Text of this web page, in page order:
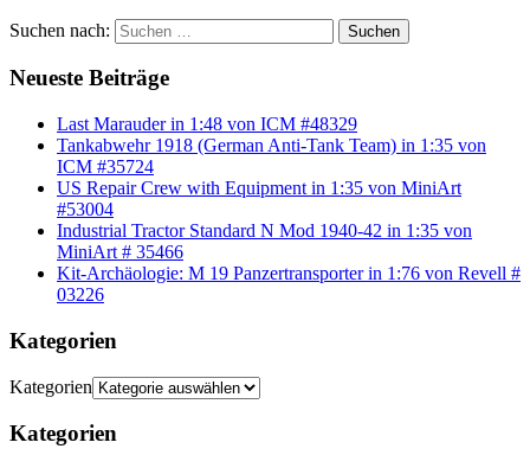
Suchen nach: Suchen
Neueste Beiträge
Last Marauder in 1:48 von ICM #48329
Tankabwehr 1918 (German Anti-Tank Team) in 1:35 von
ICM #35724
US Repair Crew with Equipment in 1:35 von MiniArt
#53004
Industrial Tractor Standard N Mod 1940-42 in 1:35 von
MiniArt # 35466
Kit-Archäologie: M 19 Panzertransporter in 1:76 von Revell #
03226
Kategorien
Kategorien
Kategorien